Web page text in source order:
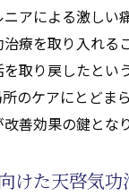
ルニア症状改善
治療による身体
治療や療法で活
を支えるエネルギ
ギーの活性化に
アによる激しい
療を取り入れる
取り戻したとい
のケアにとどま
善効果の鍵となり
けた天啓気功